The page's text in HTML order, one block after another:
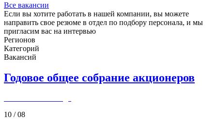
Все вакансии
Если вы хотите работать в нашей компании, вы можете
направить свое резюме в отдел по подбору персонала, и мы
пригласим вас на интервью
Регионов
Категорий
Вакансий
Годовое общее собрание акционеров
10 / 08